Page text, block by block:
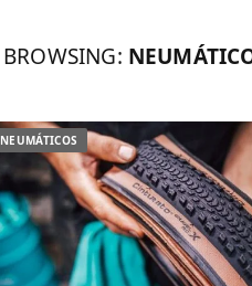
BROWSING:
NEUMÁTICOS